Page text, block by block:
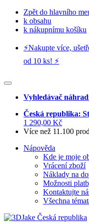
Zpět do hlavního
k obsahu
k nákupnímu košíku
⚡️Nakupte více,
od 10 ks! ⚡️
Vyhledávač
Česká republika:
1 290,00 Kč
Více než 11.100
Nápověda
Kde je moje
Vrácení zboží
Náklady na
Možnosti
Kontaktujte
Všechna